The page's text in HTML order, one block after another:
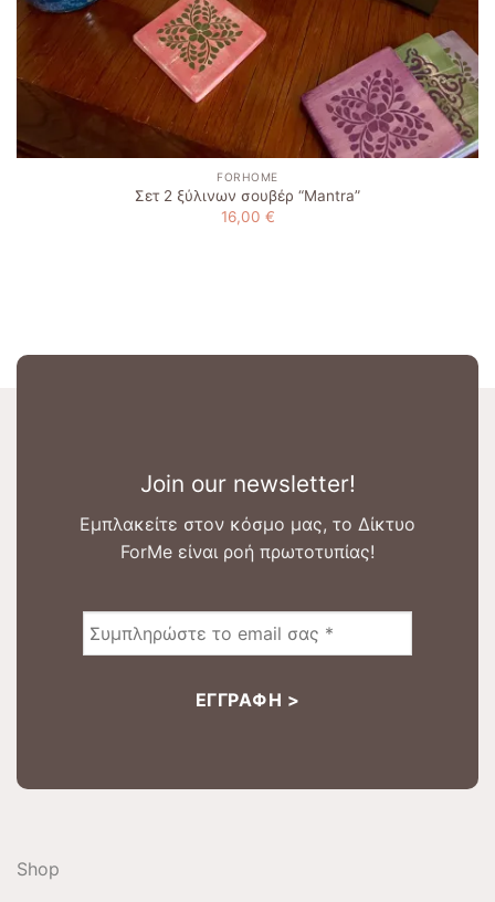
FORHOME
Σετ 2 ξύλινων σουβέρ “Μantra”
16,00 €
Join our newsletter!
Εμπλακείτε στον κόσμο μας, το Δίκτυο
ForMe είναι ροή πρωτοτυπίας!
Shop